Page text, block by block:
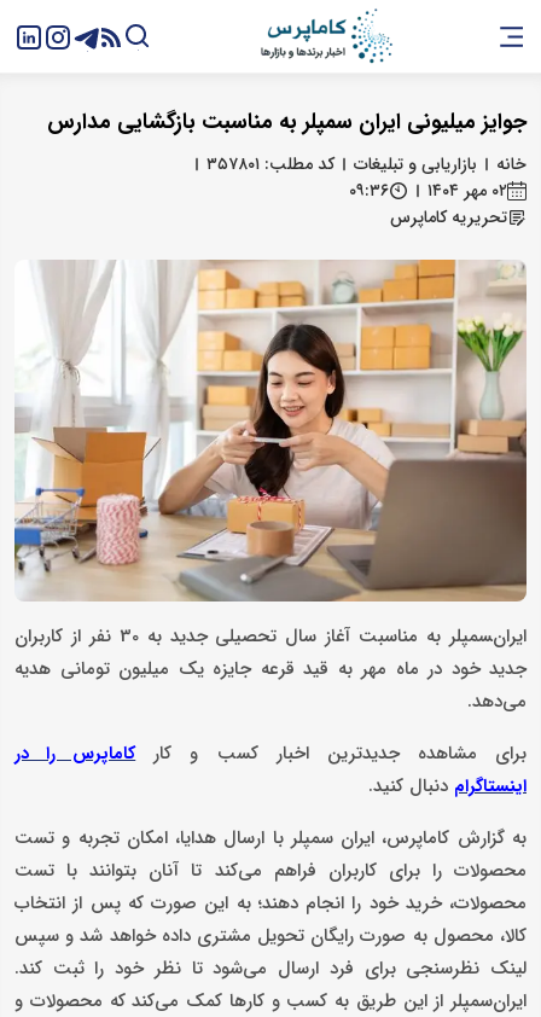
جوایز میلیونی ایران سمپلر به مناسبت بازگشایی مدارس
خانه بازاریابی و تبلیغات
کد مطلب: ۳۵۷۸۰۱
۰۲ مهر ۱۴۰۴
۰۹:۳۶
تحریریه کاماپرس
ایران‌‍سمپلر به مناسبت آغاز سال تحصیلی جدید به 30 نفر از کاربران
جدید خود در ماه مهر به قید قرعه جایزه یک میلیون تومانی هدیه
می‌دهد.
برای مشاهده جدیدترین اخبار کسب و کارکاماپرس را در
اینستاگرام دنبال کنید.
به ‌گزارش کاماپرس، ایران سمپلر با ارسال هدایا، امکان تجربه و تست
محصولات را برای کاربران فراهم می‌کند تا آنان بتوانند با تست
محصولات، خرید خود را انجام دهند؛ به این صورت که پس از انتخاب
کالا، محصول به صورت رایگان تحویل مشتری داده خواهد شد و سپس
لینک نظرسنجی برای فرد ارسال می‌شود تا نظر خود را ثبت کند.
ایران‌سمپلر از این طریق به کسب و کارها کمک می‌کند که محصولات و